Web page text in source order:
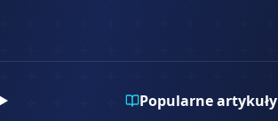
Popularne artykuły